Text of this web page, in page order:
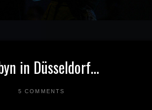
in Düsseldorf…
5 COMMENTS